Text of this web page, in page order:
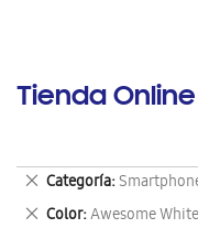
Tienda Online
Categoría
Eliminar
este
artículo
Color Awesome White
Eliminar